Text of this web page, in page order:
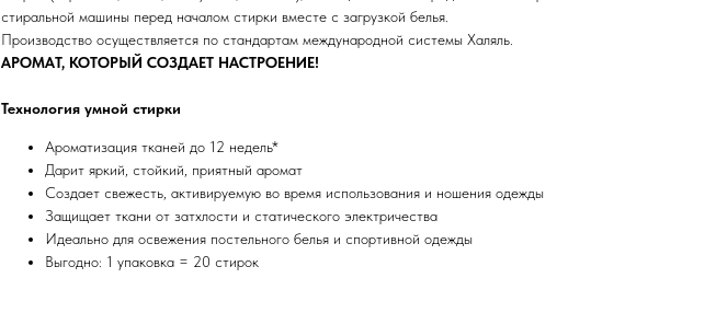
стиральной машины перед началом стирки вместе с загрузкой белья.
Производство осуществляется по стандартам международной системы Халяль.
АРОМАТ, КОТОРЫЙ СОЗДАЕТ НАСТРОЕНИЕ!
Технология умной стирки
Ароматизация тканей до 12 недель*
Дарит яркий, стойкий, приятный аромат
Создает свежесть, активируемую во время использования и ношения одежды
Защищает ткани от затхлости и статического электричества
Идеально для освежения постельного белья и спортивной одежды
Выгодно: 1 упаковка = 20 стирок